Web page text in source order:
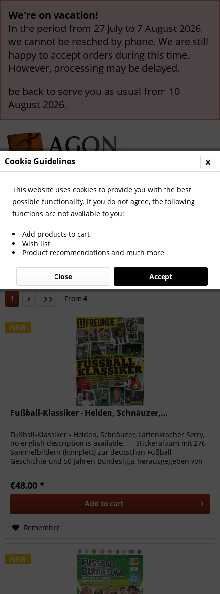
We're on vacation!
In the period from 27 July to 7 August 2026
we cannot be reached by phone. We are still
happy to accept orders during this time.
However, processing may be delayed.
be back to serve you as usual from 10
August 2026.
Menu
Stickers
Filter
1 From 4
NEW
Fußball-Klassiker - Helden, Schnäuzer,...
Fußball-Klassiker - Helden, Schnäuzer, Lattenkracher Sorry,
no english description is available. --- Stickeralbum mit 276
Sammelbildern (komplett) zur deutschen Fußball-
Geschichte und 50 Jahren Bundesliga, herausgegeben von
€48.00 *
Add to cart
Remember
NEW
Cookie Guidelines
This website uses cookies to provide you with the best
possible functionality. If you do not agree, the following
functions are not available to you:
Add products to cart
Wish list
Product recommendations and much more
Accept
Close